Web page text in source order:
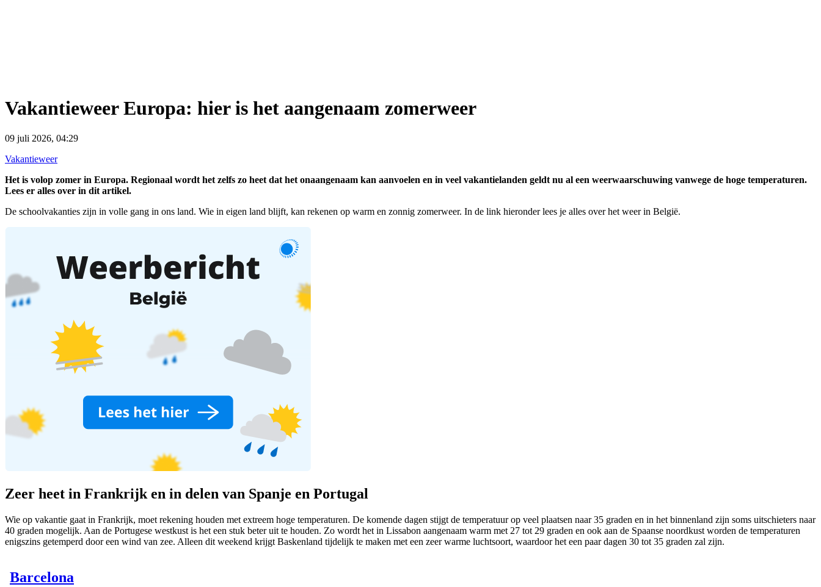
Vakantieweer Europa: hier is het aangenaam zomerweer
09 juli 2026, 04:29
Vakantieweer
Het is volop zomer in Europa. Regionaal wordt het zelfs zo heet dat het onaangenaam kan aanvoelen en in veel vakantielanden geldt nu al een weerwaarschuwing vanwege de hoge temperaturen.
Lees er alles over in dit artikel.
De schoolvakanties zijn in volle gang in ons land. Wie in eigen land blijft, kan rekenen op warm en zonnig zomerweer. In de link hieronder lees je alles over het weer in België.
Zeer heet in Frankrijk en in delen van Spanje en Portugal
Wie op vakantie gaat in Frankrijk, moet rekening houden met extreem hoge temperaturen. De komende dagen stijgt de temperatuur op veel plaatsen naar 35 graden en in het binnenland zijn soms uitschieters naar
40 graden mogelijk. Aan de Portugese westkust is het een stuk beter uit te houden. Zo wordt het in Lissabon aangenaam warm met 27 tot 29 graden en ook aan de Spaanse noordkust worden de temperaturen
enigszins getemperd door een wind van zee. Alleen dit weekend krijgt Baskenland tijdelijk te maken met een zeer warme luchtsoort, waardoor het een paar dagen 30 tot 35 graden zal zijn.